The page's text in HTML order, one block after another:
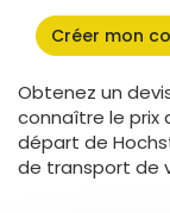
Créer mon
Obtenez un
connaître le prix
départ de
de transport de